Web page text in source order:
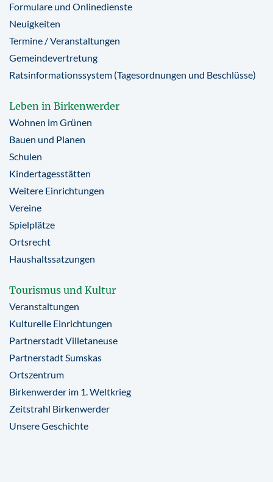
Formulare und Onlinedienste
Neuigkeiten
Termine / Veranstaltungen
Gemeindevertretung
Ratsinformationssystem (Tagesordnungen und Beschlüsse)
Leben in Birkenwerder
Wohnen im Grünen
Bauen und Planen
Schulen
Kindertagesstätten
Weitere Einrichtungen
Vereine
Spielplätze
Ortsrecht
Haushaltssatzungen
Tourismus und Kultur
Veranstaltungen
Kulturelle Einrichtungen
Partnerstadt Villetaneuse
Partnerstadt Sumskas
Ortszentrum
Birkenwerder im 1. Weltkrieg
Zeitstrahl Birkenwerder
Unsere Geschichte